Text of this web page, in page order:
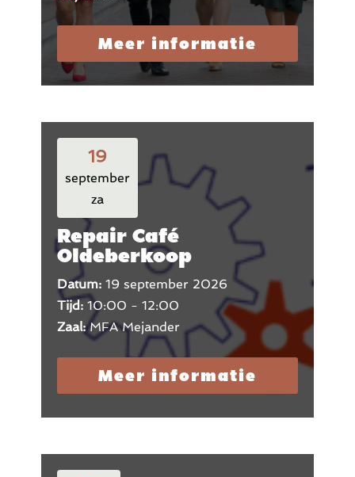
Meer informatie
19
september
za
Repair Café
Oldeberkoop
Datum: 19 september 2026
Tijd: 10:00 - 12:00
Zaal:MFA Mejander
Meer informatie